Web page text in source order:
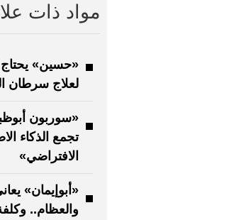
مواد ذات
لعلاج سرطان
«سوربون
تجمع الذكاء
الافتراضي»
«أبوإيمان»